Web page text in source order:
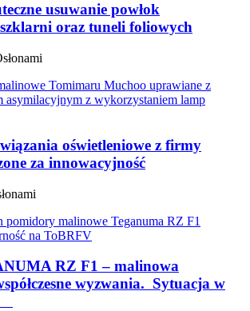
usuwanie powłok
oraz tuneli foliowych
oświetleniowe z firmy
za innowacyjność
RZ F1 – malinowa
wyzwania. Sytuacja w